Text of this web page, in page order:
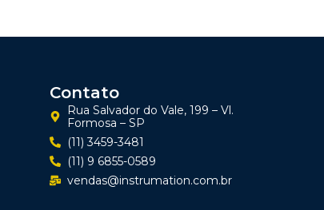
Contato
Rua Salvador do Vale, 199 – Vl.
Formosa – SP
(11) 3459-3481
(11) 9 6855-0589
vendas@instrumation.com.br